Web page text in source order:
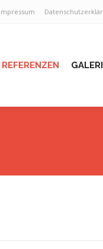
Impressum
REFERENZEN